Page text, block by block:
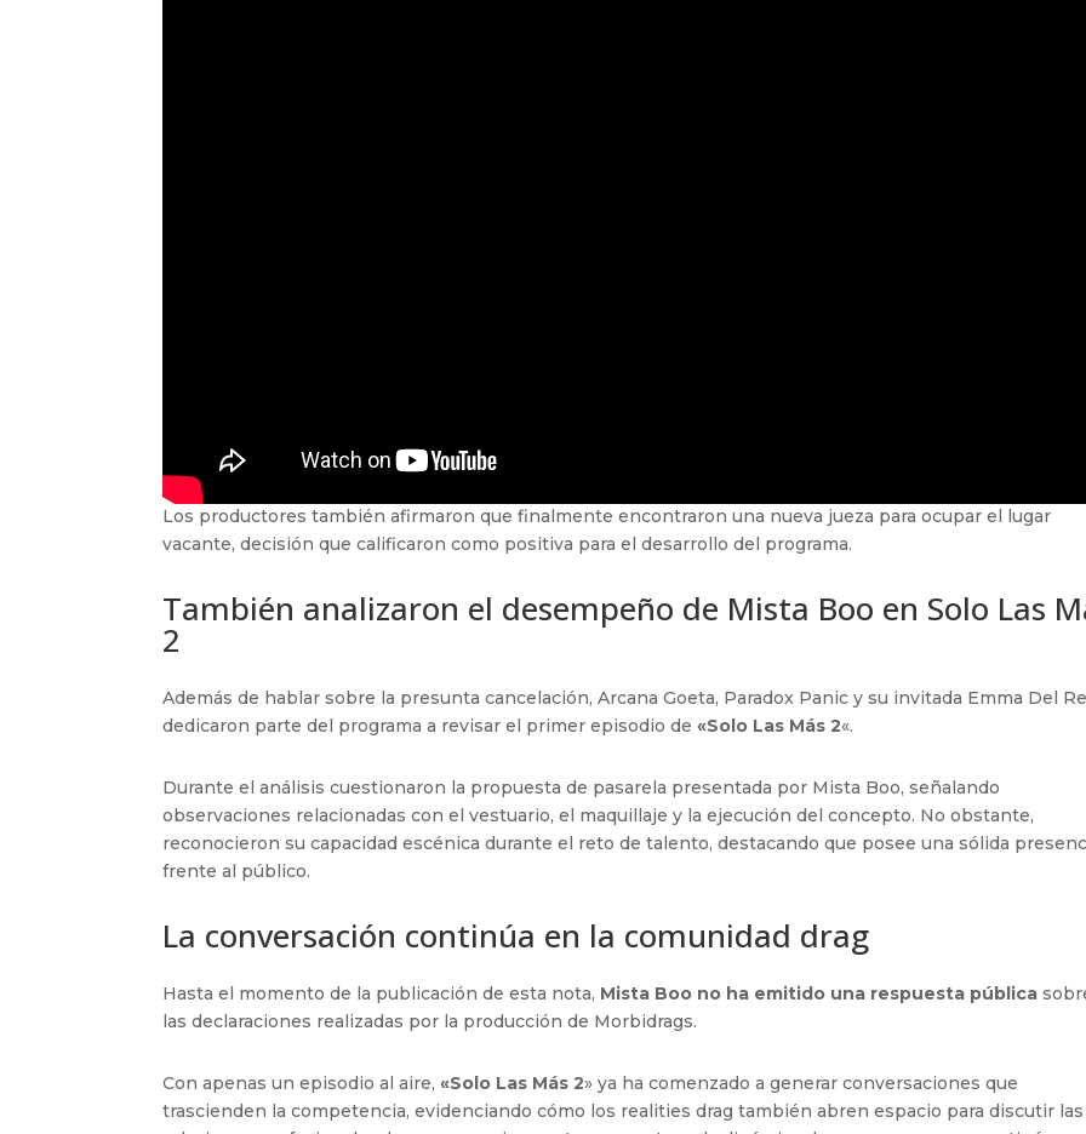
Los productores también afirmaron que finalmente encontraron una nueva jueza para ocupar el lugar
vacante, decisión que calificaron como positiva para el desarrollo del programa.
También analizaron el desempeño de Mista Boo en Solo Las
2
Además de hablar sobre la presunta cancelación, Arcana Goeta, Paradox Panic y su invitada Emma Del
dedicaron parte del programa a revisar el primer episodio de«Solo Las Más 2«.
Durante el análisis cuestionaron la propuesta de pasarela presentada por Mista Boo, señalando
observaciones relacionadas con el vestuario, el maquillaje y la ejecución del concepto. No obstante,
reconocieron su capacidad escénica durante el reto de talento, destacando que posee una sólida
frente al público.
La conversación continúa en la comunidad drag
Hasta el momento de la publicación de esta nota, Mista Boo no ha emitido una respuesta pública
las declaraciones realizadas por la producción de Morbidrags.
Con apenas un episodio al aire,«Solo Las Más 2» ya ha comenzado a generar conversaciones que
trascienden la competencia, evidenciando cómo los realities drag también abren espacio para discutir las